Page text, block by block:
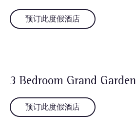
预订此度假酒店
3 Bedroom Grand Garden
预订此度假酒店